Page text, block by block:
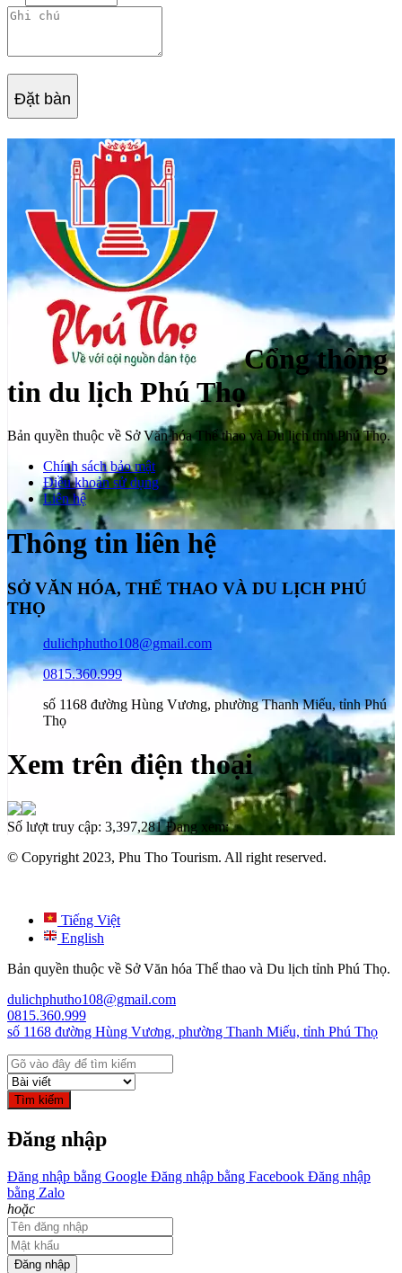
Đặt bàn
Cổng thông
tin du lịch Phú Thọ
Bản quyền thuộc về Sở Văn hóa Thể thao và Du lịch tỉnh Phú Thọ.
Chính sách bảo mật
Điều khoản sử dụng
Liên hệ
Thông tin liên hệ
SỞ VĂN HÓA, THỂ THAO VÀ DU LỊCH PHÚ
THỌ
dulichphutho108@gmail.com
0815.360.999
số 1168 đường Hùng Vương, phường Thanh Miếu, tỉnh Phú
Thọ
Xem trên điện thoại
Số lượt truy cập: 3,397,281Đang xem:
© Copyright 2023, Phu Tho Tourism. All right reserved.
Tiếng Việt
English
Bản quyền thuộc về Sở Văn hóa Thể thao và Du lịch tỉnh Phú Thọ.
dulichphutho108@gmail.com
0815.360.999
số 1168 đường Hùng Vương, phường Thanh Miếu, tỉnh Phú Thọ
Tìm kiếm
Đăng nhập
Đăng nhập bằng Google Đăng nhập bằng Facebook Đăng nhập
bằng Zalo
hoặc
Đăng nhập